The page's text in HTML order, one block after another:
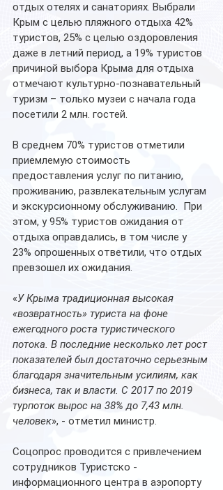
отдых отелях и санаториях. Выбрали
Крым с целью пляжного отдыха 42%
туристов, 25% с целью оздоровления
даже в летний период, а 19% туристов
причиной выбора Крыма для отдыха
отмечают культурно-познавательный
туризм – только музеи с начала года
посетили 2 млн. гостей.
В среднем 70% туристов отметили
приемлемую стоимость
предоставления услуг по питанию,
проживанию, развлекательным услугам
и экскурсионному обслуживанию.  При
этом, у 95% туристов ожидания от
отдыха оправдались, в том числе у
23% опрошенных ответили, что отдых
превзошел их ожидания.
«У Крыма традиционная высокая
«возвратность» туриста на фоне
ежегодного роста туристического
потока. В последние несколько лет рост
показателей был достаточно серьезным
благодаря значительным усилиям, как
бизнеса, так и власти. С 2017 по 2019
турпоток вырос на 38% до 7,43 млн.
человек», - отметил министр.
Соцопрос проводится с привлечением
сотрудников Туристско -
информационного центра в аэропорту